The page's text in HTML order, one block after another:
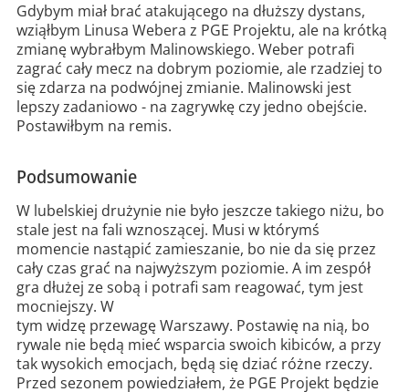
Gdybym miał brać atakującego na dłuższy dystans,
wziąłbym Linusa Webera z PGE Projektu, ale na krótką
zmianę wybrałbym Malinowskiego. Weber potrafi
zagrać cały mecz na dobrym poziomie, ale rzadziej to
się zdarza na podwójnej zmianie. Malinowski jest
lepszy zadaniowo - na zagrywkę czy jedno obejście.
Postawiłbym na remis.
Podsumowanie
W lubelskiej drużynie nie było jeszcze takiego niżu, bo
stale jest na fali wznoszącej. Musi w którymś
momencie nastąpić zamieszanie, bo nie da się przez
cały czas grać na najwyższym poziomie. A im zespół
gra dłużej ze sobą i potrafi sam reagować, tym jest
mocniejszy. W
tym widzę przewagę Warszawy. Postawię na nią, bo
rywale nie będą mieć wsparcia swoich kibiców, a przy
tak wysokich emocjach, będą się dziać różne rzeczy.
Przed sezonem powiedziałem, że PGE Projekt będzie